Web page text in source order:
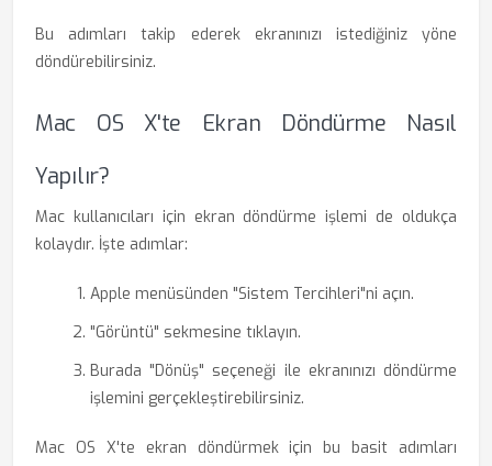
Bu adımları takip ederek ekranınızı istediğiniz yöne
döndürebilirsiniz.
Mac OS X'te Ekran Döndürme Nasıl
Yapılır?
Mac kullanıcıları için ekran döndürme işlemi de oldukça
kolaydır. İşte adımlar:
Apple menüsünden "Sistem Tercihleri"ni açın.
"Görüntü" sekmesine tıklayın.
Burada "Dönüş" seçeneği ile ekranınızı döndürme
işlemini gerçekleştirebilirsiniz.
Mac OS X'te ekran döndürmek için bu basit adımları